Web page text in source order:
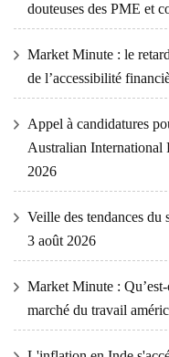
douteuses des PME et
Market Minute : le
de l’accessibilité
Appel à candidatures
Australian
2026
Veille des tendances du
3 août 2026
Market Minute :
marché du travail